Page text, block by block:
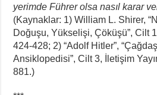
yerimde Führer olsa nasıl karar
(Kaynaklar: 1) William L. Shirer,
Doğuşu, Yükselişi, Çöküşü”, Cilt
424-428; 2) “Adolf Hitler”,
Ansiklopedisi”, Cilt 3, İletişim
881.)